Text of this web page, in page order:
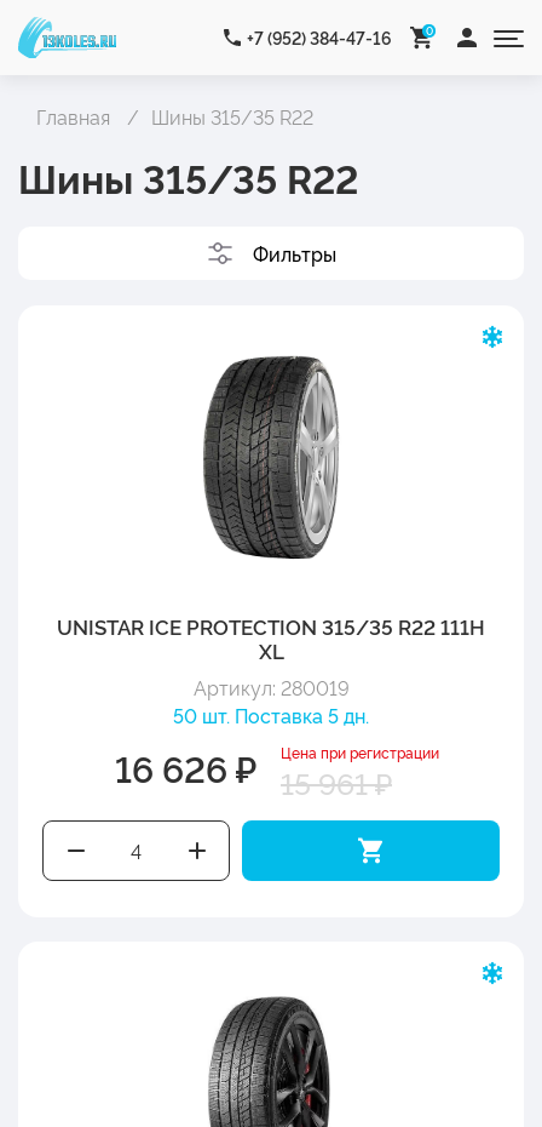
+7 (952) 384-47-16 0
Главная Шины 315/35 R22
Шины 315/35 R22
Фильтры
UNISTAR ICE PROTECTION 315/35 R22 111H
XL
Артикул: 280019
50 шт. Поставка 5 дн.
16 626 ₽ Цена при регистрации
15 961 ₽